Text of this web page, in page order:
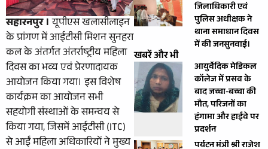
सहारनपुर ।यूपीएस खलासीलाइन
के प्रांगण में आईटीसी मिशन सुनहरा
कल के अंतर्गत अंतर्राष्ट्रीय महिला
दिवस का भव्य एवं प्रेरणादायक
आयोजन किया गया। इस विशेष
कार्यक्रम का आयोजन सभी
सहयोगी संस्थाओं के समन्वय से
किया गया, जिसमें आईटीसी (ITC)
से आईं महिला अधिकारियों ने मुख्य
जिलाधिकारी एवं
पुलिस अधीक्षक ने
थाना समाधान दिवस
में की जनसुनवाई।
खबरें और भी
आयुर्वेदिक मेडिकल
कॉलेज में प्रसव के
बाद जच्चा-बच्चा की
मौत, परिजनों का
हंगामा और हाईवे पर
प्रदर्शन
पर्यटन मंत्री श्री राजेश